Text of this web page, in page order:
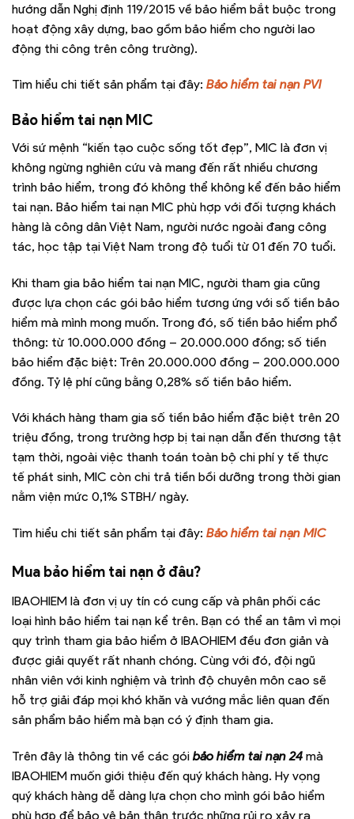
hướng dẫn Nghị định 119/2015 về bảo hiểm bắt buộc trong
hoạt động xây dựng, bao gồm bảo hiểm cho người lao
động thi công trên công trường).
Tìm hiểu chi tiết sản phẩm tại đây: Bảo hiểm tai nạn PVI
Bảo hiểm tai nạn MIC
Với sứ mệnh “kiến tạo cuộc sống tốt đẹp”, MIC là đơn vị
không ngừng nghiên cứu và mang đến rất nhiều chương
trình bảo hiểm, trong đó không thể không kể đến bảo hiểm
tai nạn. Bảo hiểm tai nạn MIC phù hợp với đối tượng khách
hàng là công dân Việt Nam, người nước ngoài đang công
tác, học tập tại Việt Nam trong độ tuổi từ 01 đến 70 tuổi.
Khi tham gia bảo hiểm tai nạn MIC, người tham gia cũng
được lựa chọn các gói bảo hiểm tương ứng với số tiền bảo
hiểm mà mình mong muốn. Trong đó, số tiền bảo hiểm phổ
thông: từ 10.000.000 đồng – 20.000.000 đồng; số tiền
bảo hiểm đặc biệt: Trên 20.000.000 đồng – 200.000.000
đồng. Tỷ lệ phí cũng bằng 0,28% số tiền bảo hiểm.
Với khách hàng tham gia số tiền bảo hiểm đặc biệt trên 20
triệu đồng, trong trường hợp bị tai nạn dẫn đến thương tật
tạm thời, ngoài việc thanh toán toàn bộ chi phí y tế thực
tế phát sinh, MIC còn chi trả tiền bồi dưỡng trong thời gian
nằm viện mức 0,1% STBH/ ngày.
Tìm hiểu chi tiết sản phẩm tại đây: Bảo hiểm tai nạn MIC
Mua bảo hiểm tai nạn ở đâu?
IBAOHIEM là đơn vị uy tín có cung cấp và phân phối các
loại hình bảo hiểm tai nạn kể trên. Bạn có thể an tâm vì mọi
quy trình tham gia bảo hiểm ở IBAOHIEM đều đơn giản và
được giải quyết rất nhanh chóng. Cùng với đó, đội ngũ
nhân viên với kinh nghiệm và trình độ chuyên môn cao sẽ
hỗ trợ giải đáp mọi khó khăn và vướng mắc liên quan đến
sản phẩm bảo hiểm mà bạn có ý định tham gia.
Trên đây là thông tin về các gói bảo hiểm tai nạn 24 mà
IBAOHIEM muốn giới thiệu đến quý khách hàng. Hy vọng
quý khách hàng dễ dàng lựa chọn cho mình gói bảo hiểm
phù hợp để bảo vệ bản thân trước những rủi ro xảy ra